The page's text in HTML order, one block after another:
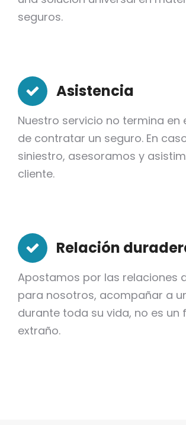
seguros.
Asistencia
Nuestro servicio no termina en
de contratar un seguro. En
siniestro, asesoramos y
cliente.
Relación
Apostamos por las relaciones
para nosotros, acompañar a
durante toda su vida, no es un
extraño.